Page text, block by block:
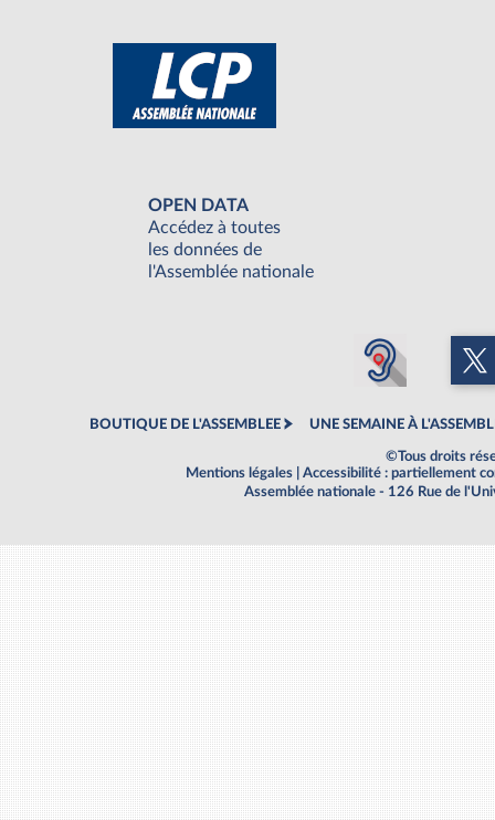
OPEN DATA
Accédez à toutes
les données de
l'Assemblée nationale
BOUTIQUE DE L'ASSEMBLEE UNE SEMAINE À
©Tous droits
Mentions légales
Accessibilité : partiellement
Assemblée nationale - 126 Rue de